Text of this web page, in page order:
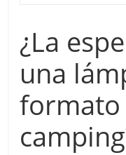
¿La
una
formato